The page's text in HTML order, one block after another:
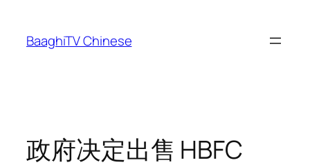
content
BaaghiTV Chinese
政府决定出售 HBFC